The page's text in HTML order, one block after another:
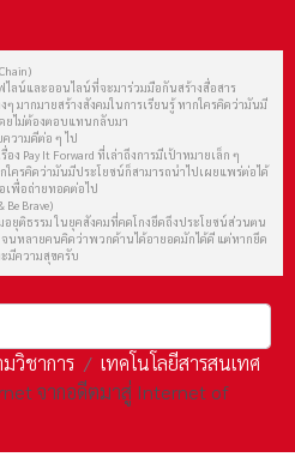
ไลน์และออนไลน์ที่จะมาร่วมมือกันสร้างสื่อสาร
มากมายสร้างสังคมในการเรียนรู้ หากใครคิดว่ามันมี
ยไม่ต้องตอบแทนกลับมา
ความดีต่อ ๆ ไป
Pay It Forward ที่เล่าถึงการมีเป้าหมายเล็ก ๆ
ครคิดว่ามันมีประโยชน์ก็สามารถนำไปเผยแพร่ต่อได้
เพื่อถ่ายทอดต่อไป
Brave)
ยุติธรรม ในยุคสังคมที่คดโกงยึดถึงประโยชน์ส่วนตน
หลายคนคิดว่าพวกด้านได้อายอดมักได้ดี แต่หากยึด
ะมีความสุขครับ
วิชาการ
เทคโนโลยีสารสนเทศ
จากอดีตมาสู่ Internet of